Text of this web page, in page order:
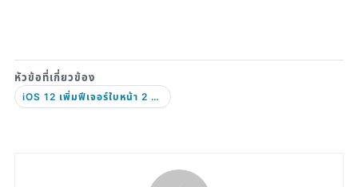
iOS 12 เพิ่มฟีเจอร์ใบหน้า 2 สำหรับปลดล็อก Face ID